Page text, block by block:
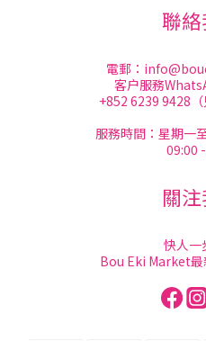
聯
電郵：
客户服務
+852 6239 9428（
服務時間：星期一
09:00
關
快人一
Bou Eki Market最